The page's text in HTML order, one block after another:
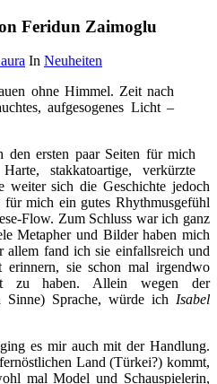
Feridun Zaimoglu
In Neuheiten
ohne Himmel. Zeit nach
aufgesogenes Licht –
den ersten paar Seiten für mich
stakkatoartige, verkürzte
weiter sich die Geschichte jedoch
für mich ein gutes Rhythmusgefühl
Flow. Zum Schluss war ich ganz
Metapher und Bilder haben mich
allem fand ich sie einfallsreich und
sie schon mal irgendwo
zu haben. Allein wegen der
Sinne) Sprache, würde ich Isabel
es mir auch mit der Handlung.
Land (Türkei?) kommt,
mal Model und Schauspielerin,